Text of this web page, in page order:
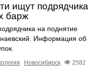
ищут подрядчика
барж
на поднятие
Информация об
Новосибирск
2582